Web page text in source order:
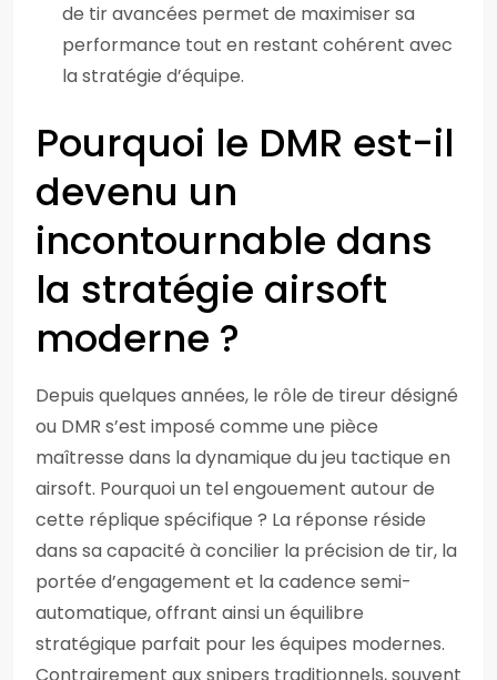
de tir avancées permet de maximiser sa
performance tout en restant cohérent avec
la stratégie d’équipe.
Pourquoi le DMR est-il
devenu un
incontournable dans
la stratégie airsoft
moderne ?
Depuis quelques années, le rôle de tireur désigné
ou DMR s’est imposé comme une pièce
maîtresse dans la dynamique du jeu tactique en
airsoft. Pourquoi un tel engouement autour de
cette réplique spécifique ? La réponse réside
dans sa capacité à concilier la précision de tir, la
portée d’engagement et la cadence semi-
automatique, offrant ainsi un équilibre
stratégique parfait pour les équipes modernes.